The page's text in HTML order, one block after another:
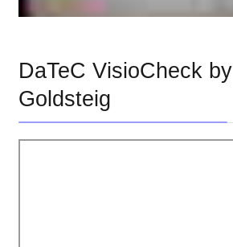
DaTeC VisioCheck by
Goldsteig